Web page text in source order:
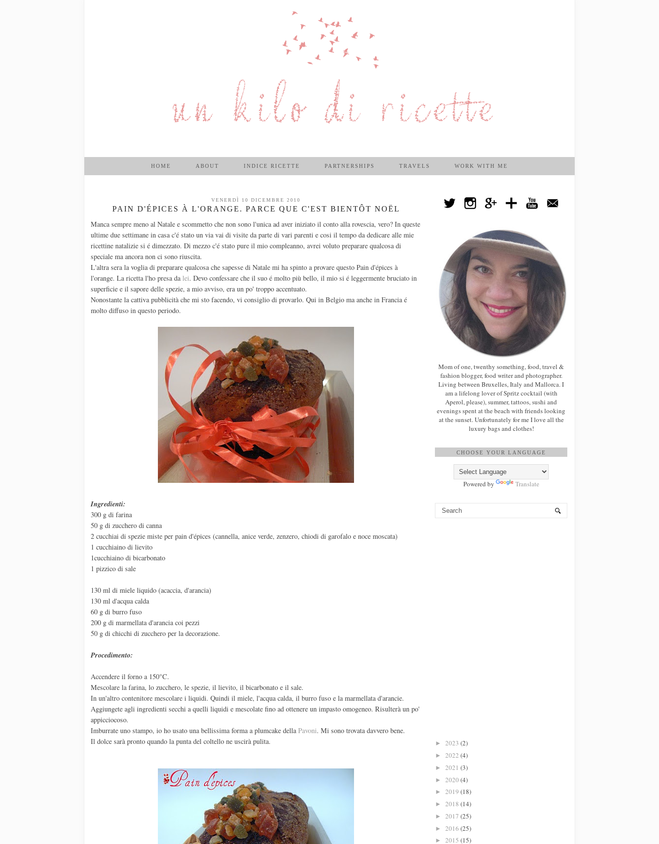
HOME ABOUT INDICE RICETTE PARTNERSHIPS TRAVELS WORK WITH ME
VENERDÌ 10 DICEMBRE 2010
PAIN D'ÉPICES À L'ORANGE. PARCE QUE C'EST BIENTÔT NOËL
Manca sempre meno al Natale e scommetto che non sono l'unica ad aver iniziato il conto alla rovescia, vero? In queste
ultime due settimane in casa c'é stato un via vai di visite da parte di vari parenti e cosi il tempo da dedicare alle mie
ricettine natalizie si é dimezzato. Di mezzo c'é stato pure il mio compleanno, avrei voluto preparare qualcosa di
speciale ma ancora non ci sono riuscita.
L'altra sera la voglia di preparare qualcosa che sapesse di Natale mi ha spinto a provare questo Pain d'épices à
l'orange. La ricetta l'ho presa da lei. Devo confessare che il suo é molto più bello, il mio si é leggermente bruciato in
superficie e il sapore delle spezie, a mio avviso, era un po' troppo accentuato.
Nonostante la cattiva pubblicità che mi sto facendo, vi consiglio di provarlo. Qui in Belgio ma anche in Francia é
molto diffuso in questo periodo.
Ingredienti:
300 g di farina
50 g di zucchero di canna
2 cucchiai di spezie miste per pain d'épices (cannella, anice verde, zenzero, chiodi di garofalo e noce moscata)
1 cucchiaino di lievito
1cucchiaino di bicarbonato
1 pizzico di sale
130 ml di miele liquido (acaccia, d'arancia)
130 ml d'acqua calda
60 g di burro fuso
200 g di marmellata d'arancia coi pezzi
50 g di chicchi di zucchero per la decorazione.
Procedimento:
Accendere il forno a 150°C.
Mescolare la farina, lo zucchero, le spezie, il lievito, il bicarbonato e il sale.
In un'altro contenitore mescolare i liquidi. Quindi il miele, l'acqua calda, il burro fuso e la marmellata d'arancie.
Aggiungete agli ingredienti secchi a quelli liquidi e mescolate fino ad ottenere un impasto omogeneo. Risulterà un po'
appicciocoso.
Imburrate uno stampo, io ho usato una bellissima forma a plumcake dellaPavoni. Mi sono trovata davvero bene.
Il dolce sarà pronto quando la punta del coltello ne uscirà pulita.
Mom of one, twenthy something, food, travel &
fashion blogger, food writer and photographer.
Living between Bruxelles, Italy and Mallorca. I
am a lifelong lover of Spritz cocktail (with
Aperol, please), summer, tattoos, sushi and
evenings spent at the beach with friends looking
at the sunset. Unfortunately for me I love all the
luxury bags and clothes!
CHOOSE YOUR LANGUAGE
Powered by Translate
► 2023 (2)
► 2022 (4)
► 2021 (3)
► 2020 (4)
► 2019 (18)
► 2018 (14)
► 2017 (25)
► 2016 (25)
► 2015 (15)